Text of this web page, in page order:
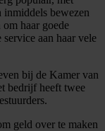
inmiddels bewezen
haar goede
aan haar vele
bij de Kamer van
bedrijf heeft twee
geld over te maken